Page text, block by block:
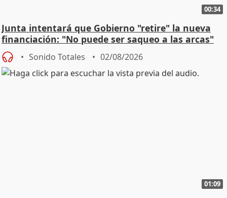
00:34
Junta intentará que Gobierno "retire" la nueva
financiación: "No puede ser saqueo a las arcas"
Sonido Totales 02/08/2026
01:09